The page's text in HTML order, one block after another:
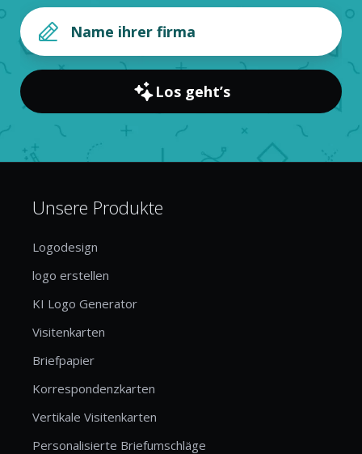
Los geht’s
Unsere Produkte
Logodesign
logo erstellen
KI Logo Generator
Visitenkarten
Briefpapier
Korrespondenzkarten
Vertikale Visitenkarten
Personalisierte Briefumschläge